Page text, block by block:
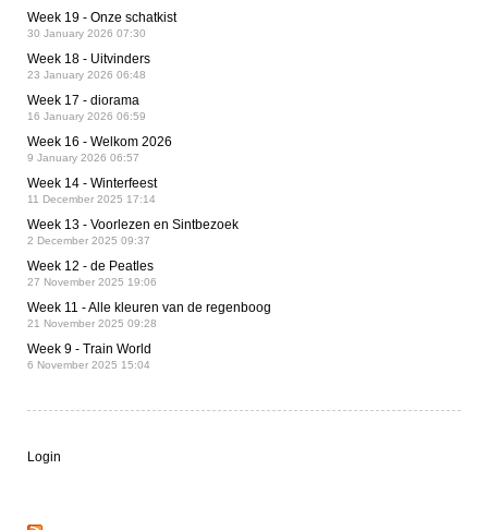
Week 19 - Onze schatkist
30 January 2026 07:30
Week 18 - Uitvinders
23 January 2026 06:48
Week 17 - diorama
16 January 2026 06:59
Week 16 - Welkom 2026
9 January 2026 06:57
Week 14 - Winterfeest
11 December 2025 17:14
Week 13 - Voorlezen en Sintbezoek
2 December 2025 09:37
Week 12 - de Peatles
27 November 2025 19:06
Week 11 - Alle kleuren van de regenboog
21 November 2025 09:28
Week 9 - Train World
6 November 2025 15:04
Login